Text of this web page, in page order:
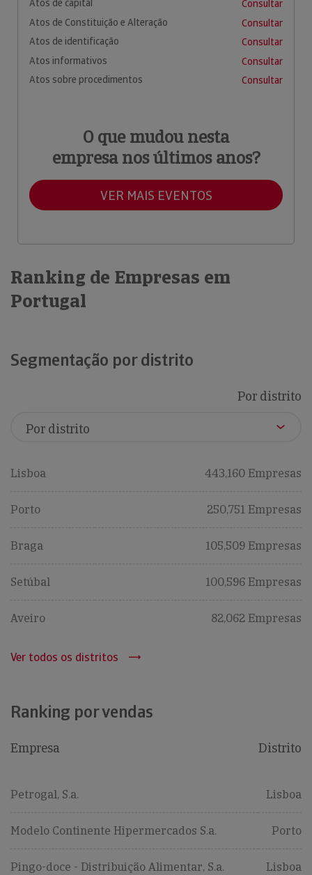
Atos de capital
Consultar
Atos de Constituição e Alteração
Consultar
Atos de identificação
Consultar
Atos informativos
Consultar
Atos sobre procedimentos
Consultar
O que mudou nesta
empresa nos últimos anos?
VER MAIS EVENTOS
Ranking de Empresas em
Portugal
Segmentação por distrito
Por distrito
Lisboa 443,160 Empresas
Porto 250,751 Empresas
Braga 105,509 Empresas
Setúbal 100,596 Empresas
Aveiro 82,062 Empresas
Ver todos os distritos
Ranking por vendas
Empresa Distrito
Petrogal, S.a. Lisboa
Modelo Continente Hipermercados S.a. Porto
Pingo-doce - Distribuição Alimentar, S.a. Lisboa